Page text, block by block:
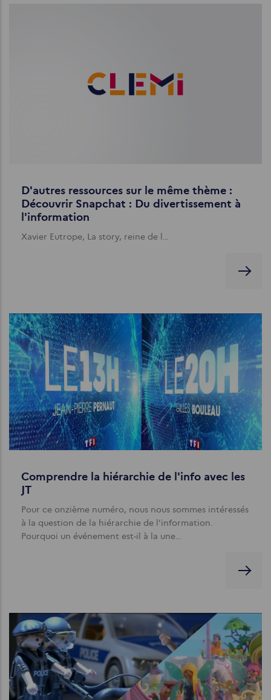
D'autres ressources sur le même thème :
Découvrir Snapchat : Du divertissement à
l'information
Xavier Eutrope, La story, reine de l…
Comprendre la hiérarchie de l'info avec les
JT
Pour ce onzième numéro, nous nous sommes intéressés
à la question de la hiérarchie de l'information.
Pourquoi un événement est-il à la une…